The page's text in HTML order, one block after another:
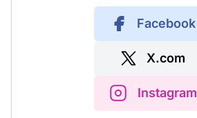
Facebook
X.com
Instagram